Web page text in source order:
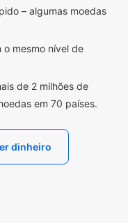
– algumas moedas
mesmo nível de
de 2 milhões de
em 70 países.
dinheiro